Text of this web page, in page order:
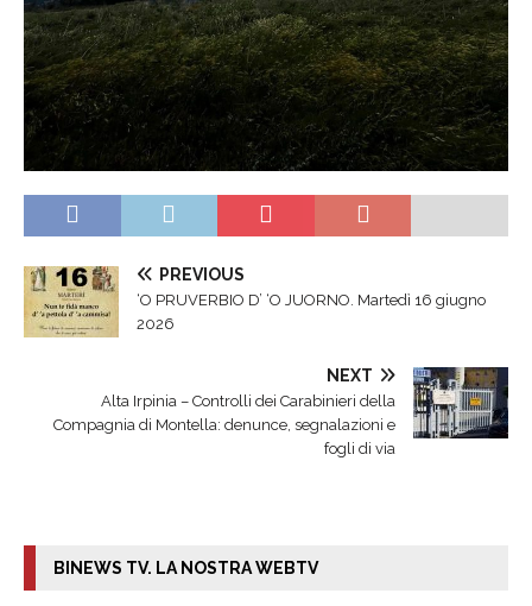
PREVIOUS
‘O PRUVERBIO D’ ‘O JUORNO. Martedì 16 giugno
2026
NEXT
Alta Irpinia – Controlli dei Carabinieri della
Compagnia di Montella: denunce, segnalazioni e
fogli di via
BINEWS TV. LA NOSTRA WEBTV